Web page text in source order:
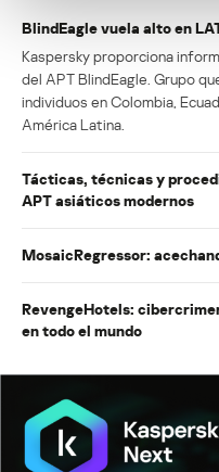
BlindEagle vuela alto en
Kaspersky proporciona
del APT BlindEagle. Grupo
individuos en Colombia,
América Latina.
Tácticas, técnicas y
APT asiáticos modernos
MosaicRegressor:
RevengeHotels:
en todo el mundo